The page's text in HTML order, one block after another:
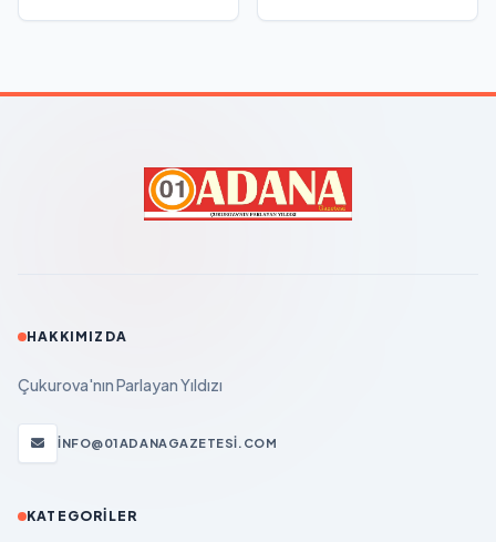
HAKKIMIZDA
Çukurova'nın Parlayan Yıldızı
INFO@01ADANAGAZETESI.COM
KATEGORILER